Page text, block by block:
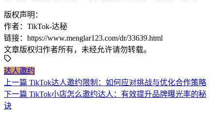
版权声明：
作者：TikTok-达秘
链接：https://www.menglar123.com/dr/33639.html
文章版权归作者所有，未经允许请勿转载。
达人邀约
上一篇 TikTok达人邀约限制：如何应对挑战与优化合作策略
下一篇 TikTok小店怎么邀约达人：有效提升品牌曝光率的秘
诀